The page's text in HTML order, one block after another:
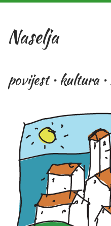
Naselja
povijest • kultura